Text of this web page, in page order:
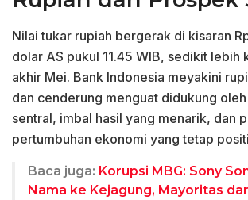
Nilai tukar rupiah bergerak di kisaran
dolar AS pukul 11.45 WIB, sedikit lebih
akhir Mei. Bank Indonesia meyakini
dan cenderung menguat didukung
sentral, imbal hasil yang menarik, dan
pertumbuhan ekonomi yang tetap
Baca juga: Korupsi MBG: Sony
Nama ke Kejagung, Mayoritas